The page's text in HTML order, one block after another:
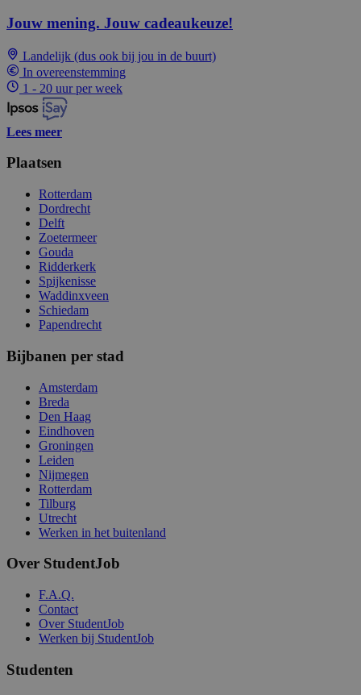
Jouw mening. Jouw cadeaukeuze!
Landelijk (dus ook bij jou in de buurt)
In overeenstemming
1 - 20 uur per week
Lees meer
Plaatsen
Rotterdam
Dordrecht
Delft
Zoetermeer
Gouda
Ridderkerk
Spijkenisse
Waddinxveen
Schiedam
Papendrecht
Bijbanen per stad
Amsterdam
Breda
Den Haag
Eindhoven
Groningen
Leiden
Nijmegen
Rotterdam
Tilburg
Utrecht
Werken in het buitenland
Over StudentJob
F.A.Q.
Contact
Over StudentJob
Werken bij StudentJob
Studenten